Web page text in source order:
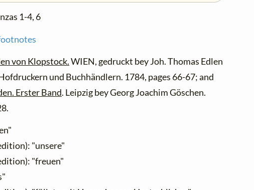
1-4, 6
von Klopstock.WIEN, gedruckt bey Joh. Thomas Edlen
und Buchhändlern. 1784, pages 66-67; and
Erster Band. Leipzig bey Georg Joachim Göschen.
"unsere"
"freuen"